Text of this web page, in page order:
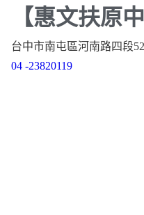
【惠文扶原
台中市南屯區河南路四段
04 -23820119